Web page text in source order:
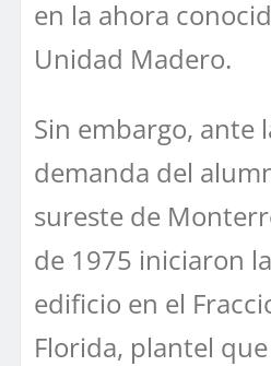
en la ahora
Unidad Madero.
Sin embargo, ante
demanda del
sureste de
de 1975 iniciaron
edificio en el
Florida, plantel